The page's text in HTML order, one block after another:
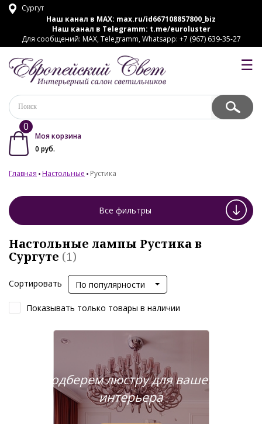
Сургут
Наш канал в MAX: max.ru/id667108857800_biz
Наш канал в Telegramm: t.me/euroluster
Для сообщений: MAX, Telegramm, Whatsapp: +7 (967) 639-35-27
☰
0
Моя корзина
0 руб.
Главная Настольные Рустика
Все фильтры
Настольные лампы Рустика в
Сургуте (1)
Сортировать По популярности
Показывать только товары в наличии
Подберем люстру для вашего
интерьера